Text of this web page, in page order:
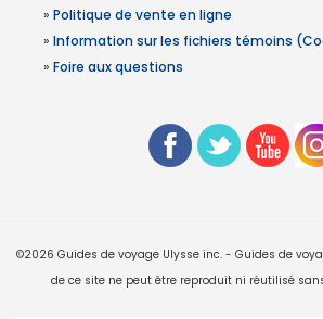
» Politique de vente en ligne
» Information sur les fichiers témoins
» Foire aux questions
©2026 Guides de voyage Ulysse inc. - Guides de
de ce site ne peut être reproduit ni réutilisé